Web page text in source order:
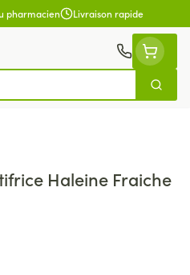
pharmacien Livraison rapide
Haleine Fraiche